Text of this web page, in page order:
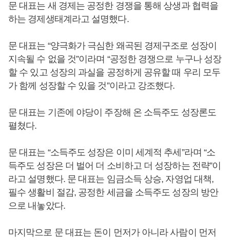
문 대표는 새 경제는 공정한 경쟁을 통해 상생과 협력을
하는 경제생태계라고 설명했다.
문 대표는 “양극화가 극심한 왜곡된 경제구조로 성장이
지속될 수 없을 것”이라며 “공정한 경쟁으로 누구나 성장
할 수 있고 성장의 과실을 공정하게 공유할 때 우리 모두
가 함께 성장할 수 있을 것”이라고 강조했다.
문 대표는 기존에 야당이 주장해 온 소득주도 성장론도
펼쳤다.
문 대표는 “소득주도 성장은 이미 세계적 추세”라며 “소
득주도 성장은 더 벌어 더 소비하고 더 성장하는 전략”이
라고 설명했다. 문 대표는 임금소득 상승, 자영업 대책,
필수 생활비 절감, 공정한 세금을 소득주도 성장의 방안
으로 내놓았다.
마지막으로 문 대표는 돈이 먼저가 아니라 사람이 먼저